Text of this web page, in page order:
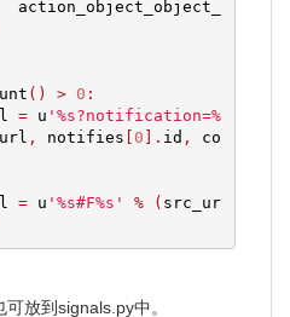
() > 0 :
= u '%s?notification=%
, notifies 0 ]. id ,
co
= u '%s#F%s' % ( src_ur
放到signals.py中。